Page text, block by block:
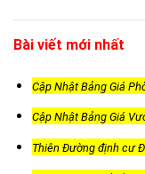
Bài viết mới nhất
Cập Nhật Bảng Giá
Cập Nhật Bảng Giá
Thiên Đường định cư